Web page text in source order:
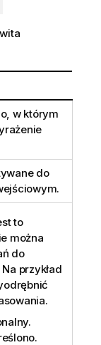
w którym
do
to
można
do
przykład